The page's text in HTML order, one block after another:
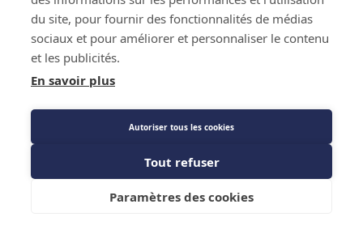
du site, pour fournir des fonctionnalités de médias
sociaux et pour améliorer et personnaliser le contenu
et les publicités.
En savoir plus
Autoriser tous les cookies
Tout refuser
Paramètres des cookies